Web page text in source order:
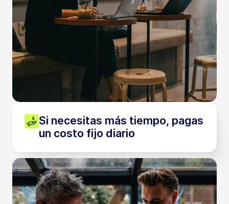
Si necesitas más tiempo, pagas
un costo fijo diario